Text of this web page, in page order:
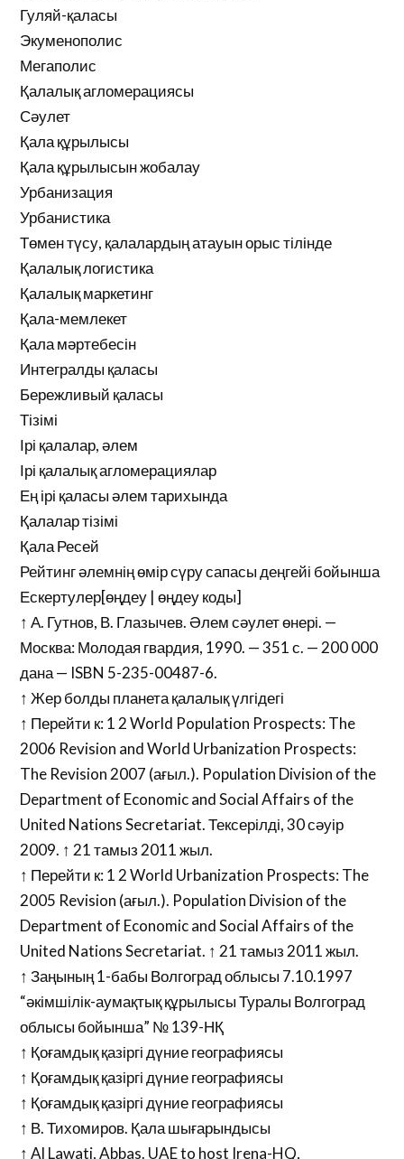
Гуляй-қаласы
Экуменополис
Мегаполис
Қалалық агломерациясы
Сәулет
Қала құрылысы
Қала құрылысын жобалау
Урбанизация
Урбанистика
Төмен түсу, қалалардың атауын орыс тілінде
Қалалық логистика
Қалалық маркетинг
Қала-мемлекет
Қала мәртебесін
Интегралды қаласы
Бережливый қаласы
Тізімі
Ірі қалалар, әлем
Ірі қалалық агломерациялар
Ең ірі қаласы әлем тарихында
Қалалар тізімі
Қала Ресей
Рейтинг әлемнің өмір сүру сапасы деңгейі бойынша
Ескертулер[өңдеу | өңдеу коды]
↑ А. Гутнов, В. Глазычев. Әлем сәулет өнері. —
Москва: Молодая гвардия, 1990. — 351 с. — 200 000
дана — ISBN 5-235-00487-6.
↑ Жер болды планета қалалық үлгідегі
↑ Перейти к: 1 2 World Population Prospects: The
2006 Revision and World Urbanization Prospects:
The Revision 2007 (ағыл.). Population Division of the
Department of Economic and Social Affairs of the
United Nations Secretariat. Тексерілді, 30 сәуір
2009. ↑ 21 тамыз 2011 жыл.
↑ Перейти к: 1 2 World Urbanization Prospects: The
2005 Revision (ағыл.). Population Division of the
Department of Economic and Social Affairs of the
United Nations Secretariat. ↑ 21 тамыз 2011 жыл.
↑ Заңының 1-бабы Волгоград облысы 7.10.1997
“әкімшілік-аумақтық құрылысы Туралы Волгоград
облысы бойынша” № 139-НҚ
↑ Қоғамдық қазіргі дүние географиясы
↑ Қоғамдық қазіргі дүние географиясы
↑ Қоғамдық қазіргі дүние географиясы
↑ В. Тихомиров. Қала шығарындысы
↑ Al Lawati, Abbas. UAE to host Irena-HQ,